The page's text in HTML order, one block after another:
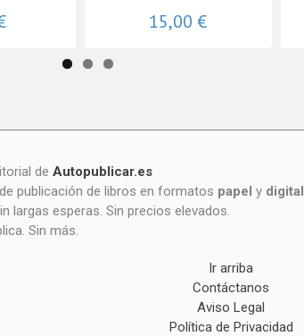
15,00 €
de Autopublicar.es
publicación de libros en formatos papely digital
largas esperas. Sin precios elevados.
Sin más.
Ir arriba
Contáctanos
Aviso Legal
Política de Privacidad